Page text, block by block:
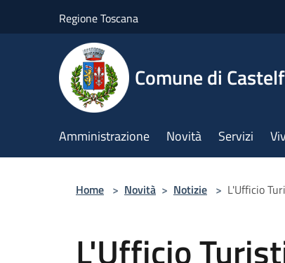
Regione Toscana
Comune di
Amministrazione Novità Servizi
Home > Novità > Notizie > L'Ufficio
L'Ufficio